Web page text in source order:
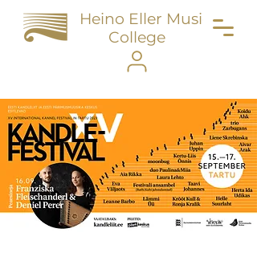
Heino Eller Music
College